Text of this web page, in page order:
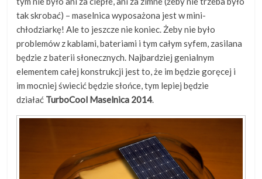
tak skrobać) – maselnica wyposażona jest w mini-
chłodziarkę! Ale to jeszcze nie koniec. Żeby nie było
problemów z kablami, bateriami i tym całym syfem, zasilana
będzie z baterii słonecznych. Najbardziej genialnym
elementem całej konstrukcji jest to, że im będzie goręcej i
im mocniej świecić będzie słońce, tym lepiej będzie
działać TurboCool Maselnica 2014.